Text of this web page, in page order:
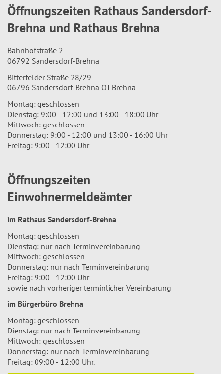
Öffnungszeiten Rathaus Sandersdorf-
Brehna und Rathaus Brehna
Bahnhofstraße 2
06792 Sandersdorf-Brehna
Bitterfelder Straße 28/29
06796 Sandersdorf-Brehna OT Brehna
Montag: geschlossen
Dienstag: 9:00 - 12:00 und 13:00 - 18:00 Uhr
Mittwoch: geschlossen
Donnerstag: 9:00 - 12:00 und 13:00 - 16:00 Uhr
Freitag: 9:00 - 12:00 Uhr
Öffnungszeiten
Einwohnermeldeämter
im Rathaus Sandersdorf-Brehna
Montag: geschlossen
Dienstag: nur nach Terminvereinbarung
Mittwoch: geschlossen
Donnerstag: nur nach Terminvereinbarung
Freitag: 9:00 - 12:00 Uhr
sowie nach vorheriger terminlicher Vereinbarung
im Bürgerbüro Brehna
Montag: geschlossen
Dienstag: nur nach Terminvereinbarung
Mittwoch: geschlossen
Donnerstag: nur nach Terminvereinbarung
Freitag: 09:00 - 12:00 Uhr.